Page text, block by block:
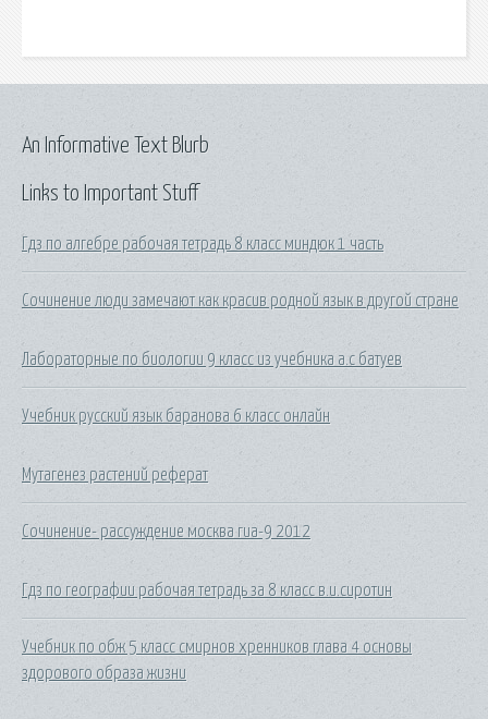
Links to Important Stuff
Гдз по алгебре рабочая тетрадь 8 класс миндюк 1 часть
Сочинение люди замечают как красив родной язык в другой стране
Лабораторные по биологии 9 класс из учебника а.с батуев
Учебник русский язык баранова 6 класс онлайн
Мутагенез растений реферат
Сочинение- рассуждение москва гиа-9 2012
Гдз по географии рабочая тетрадь за 8 класс в.и.сиротин
Учебник по обж 5 класс смирнов хренников глава 4 основы
здорового образа жизни
An Informative Text Blurb